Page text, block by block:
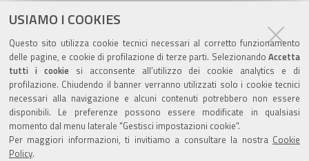
USIAMO I COOKIES
Questo sito utilizza cookie tecnici necessari al corretto funzionamento
delle pagine, e cookie di profilazione di terze parti. Selezionando Accetta
tutti i cookiesi acconsente all’utilizzo dei cookie analytics e di
profilazione. Chiudendo il banner verranno utilizzati solo i cookie tecnici
necessari alla navigazione e alcuni contenuti potrebbero non essere
disponibili. Le preferenze possono essere modificate in qualsiasi
momento dal menu laterale "Gestisci impostazioni cookie".
Per maggiori informazioni, ti invitiamo a consultare la nostra Cookie
Policy.
Azioni
sul
documento
ultima modifica 23/08/2019
Valuta questo sito